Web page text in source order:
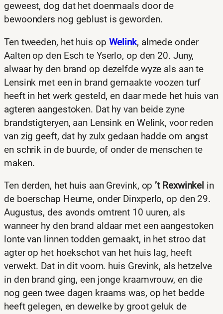
geweest, dog dat het doenmaals door de
bewoonders nog geblust is geworden.
Ten tweeden, het huis op Welink, almede onder
Aalten op den Esch te Yserlo, op den 20. Juny,
alwaar hy den brand op dezelfde wyze als aan te
Lensink met een in brand gemaakte voozen turf
heeft in het werk gesteld, en daar mede het huis van
agteren aangestoken. Dat hy van beide zyne
brandstigteryen, aan Lensink en Welink, voor reden
van zig geeft, dat hy zulx gedaan hadde om angst
en schrik in de buurde, of onder de menschen te
maken.
Ten derden, het huis aan Grevink, op’t Rexwinkel in
de boerschap Heurne, onder Dinxperlo, op den 29.
Augustus, des avonds omtrent 10 uuren, als
wanneer hy den brand aldaar met een aangestoken
lonte van linnen todden gemaakt, in het stroo dat
agter op het hoekschot van het huis lag, heeft
verwekt. Dat in dit voorn. huis Grevink, als hetzelve
in den brand ging, een jonge kraamvrouw, en die
nog geen twee dagen kraams was, op het bedde
heeft gelegen, en dewelke by groot geluk de